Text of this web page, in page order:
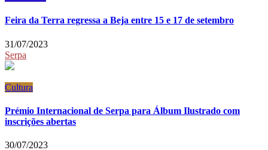
Feira da Terra regressa a Beja entre 15 e 17 de setembro
31/07/2023
Serpa
Cultura
Prémio Internacional de Serpa para Álbum Ilustrado com
inscrições abertas
30/07/2023